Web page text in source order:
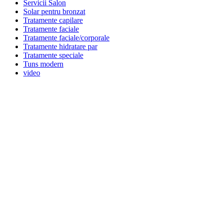
Servicii Salon
Solar pentru bronzat
Tratamente capilare
Tratamente faciale
Tratamente faciale/corporale
Tratamente hidratare par
Tratamente speciale
Tuns modern
video